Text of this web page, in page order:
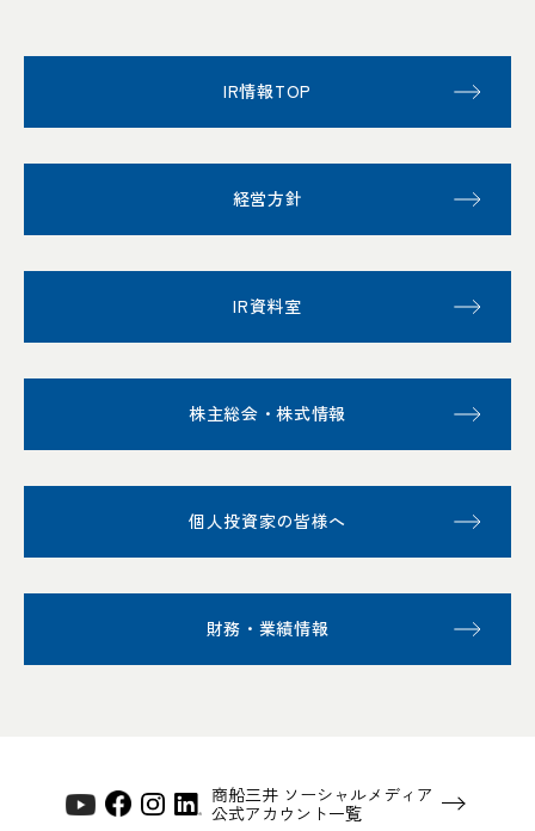
IR情報TOP
経営方針
IR資料室
株主総会・株式情報
個人投資家の皆様へ
財務・業績情報
商船三井 ソーシャルメディア
公式アカウント一覧